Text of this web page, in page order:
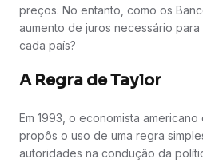
preços. No entanto, como os
aumento de juros necessário
cada país?
A Regra de Taylor
Em 1993, o economista
propôs o uso de uma regra
autoridades na condução da